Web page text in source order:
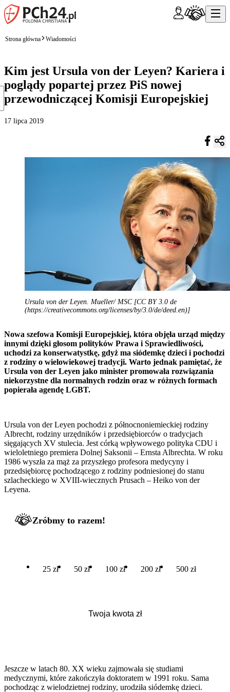
Strona główna Wiadomości
Kim jest Ursula von der Leyen? Kariera i
poglądy popartej przez PiS nowej
przewodniczącej Komisji Europejskiej
17 lipca 2019
Ursula von der Leyen. Mueller/ MSC [CC BY 3.0 de
(https://creativecommons.org/licenses/by/3.0/de/deed.en)]
Nowa szefowa Komisji Europejskiej, która objęła urząd między
innymi dzięki głosom polityków Prawa i Sprawiedliwości,
uchodzi za konserwatystkę, gdyż ma siódemkę dzieci i pochodzi
z rodziny o wielowiekowej tradycji. Warto jednak pamiętać, że
Ursula von der Leyen jako minister promowała rozwiązania
niekorzystne dla normalnych rodzin oraz w różnych formach
popierała agendę LGBT.
Ursula von der Leyen pochodzi z północnoniemieckiej rodziny
Albrecht, rodziny urzędników i przedsiębiorców o tradycjach
sięgających XV stulecia. Jest córką wpływowego polityka CDU i
wieloletniego premiera Dolnej Saksonii – Ernsta Albrechta. W roku
1986 wyszła za mąż za przyszłego profesora medycyny i
przedsiębiorcę pochodzącego z rodziny podniesionej do stanu
szlacheckiego w XVIII-wiecznych Prusach – Heiko von der
Leyena.
Zróbmy to razem!
25 zł 50 zł 100 zł 200 zł 500 zł
Jeszcze w latach 80. XX wieku zajmowała się studiami
medycznymi, które zakończyła doktoratem w 1991 roku. Sama
pochodząc z wielodzietnej rodziny, urodziła siódemkę dzieci.